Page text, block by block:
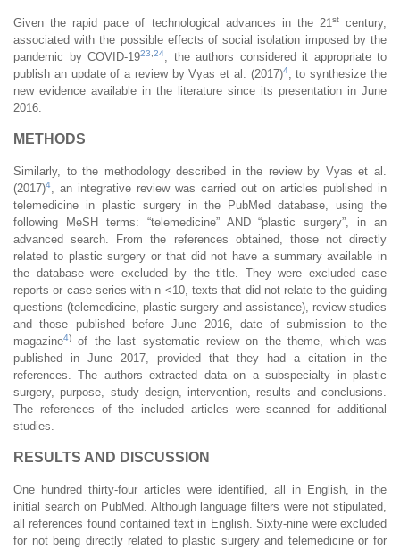
Given the rapid pace of technological advances in the 21 stcentury,
associated with the possible effects of social isolation imposed by the
pandemic by COVID-1923 24
, the authors considered it appropriate to
publish an update of a review by Vyas et al. (2017)4, to synthesize the
new evidence available in the literature since its presentation in June
2016.
METHODS
Similarly, to the methodology described in the review by Vyas et al.
(2017)4
, an integrative review was carried out on articles published in
telemedicine in plastic surgery in the PubMed database, using the
following MeSH terms: “telemedicine” AND “plastic surgery”, in an
advanced search. From the references obtained, those not directly
related to plastic surgery or that did not have a summary available in
the database were excluded by the title. They were excluded case
reports or case series with n <10, texts that did not relate to the guiding
questions (telemedicine, plastic surgery and assistance), review studies
and those published before June 2016, date of submission to the
magazine4)
of the last systematic review on the theme, which was
published in June 2017, provided that they had a citation in the
references. The authors extracted data on a subspecialty in plastic
surgery, purpose, study design, intervention, results and conclusions.
The references of the included articles were scanned for additional
studies.
RESULTS AND DISCUSSION
One hundred thirty-four articles were identified, all in English, in the
initial search on PubMed. Although language filters were not stipulated,
all references found contained text in English. Sixty-nine were excluded
for not being directly related to plastic surgery and telemedicine or for